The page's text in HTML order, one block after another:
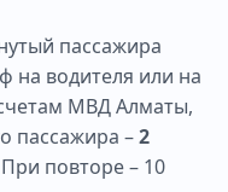
пассажира
водителя или на
МВД Алматы,
пассажира –2
повторе – 10